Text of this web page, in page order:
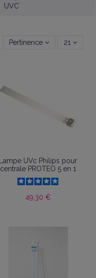
UVC
Pertinence 21
Lampe UVc Philips pour
centrale PROTEO 5 en 1
49,30 €